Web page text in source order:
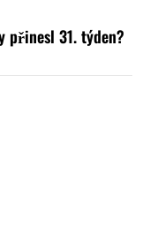
přinesl 31. týden?